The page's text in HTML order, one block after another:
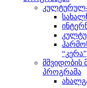
“კერა”
მშვიდობის
პროგრამა